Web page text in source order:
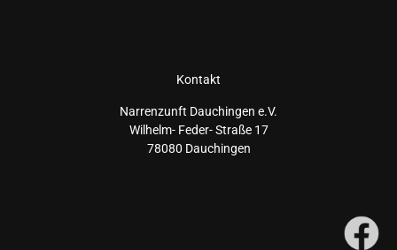
Kontakt
Narrenzunft Dauchingen e.V.
Wilhelm- Feder- Straße 17
78080 Dauchingen